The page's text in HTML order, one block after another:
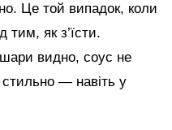
Це той випадок, коли
тим, як з’їсти.
видно, соус не
— навіть у